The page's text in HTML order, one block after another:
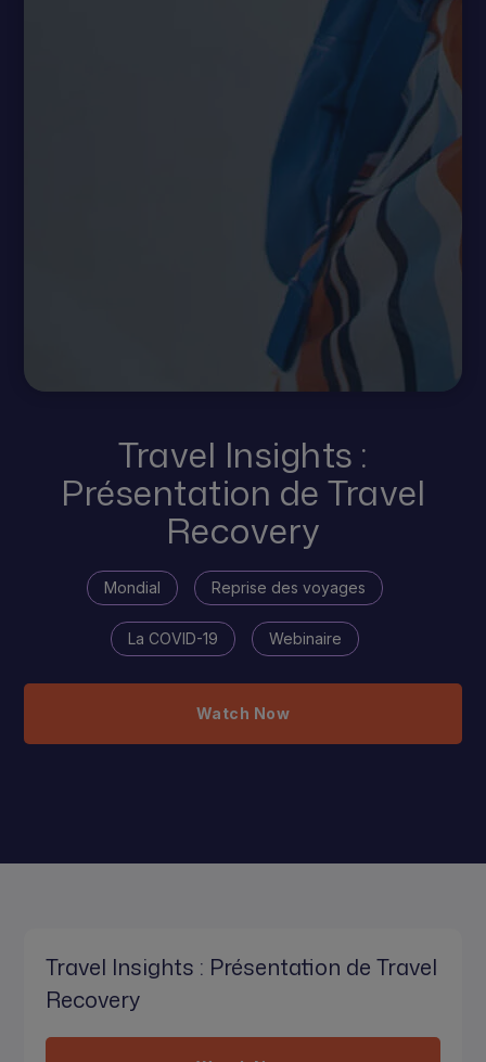
Travel Insights :
Présentation de Travel
Recovery
Mondial Reprise des voyages
La COVID-19 Webinaire
Watch Now
Travel Insights : Présentation de Travel
Recovery